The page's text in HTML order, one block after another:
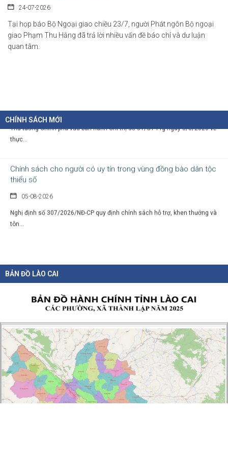
24-07-2026
Tại họp báo Bộ Ngoại giao chiều 23/7, người Phát ngôn Bộ ngoại
giao Phạm Thu Hằng đã trả lời nhiều vấn đề báo chí và dư luận
quan tâm.
CHÍNH SÁCH MỚI
văn hóa số
07-08-2026
Tại Nghị định số 277/2026/NĐ-CP, Chính phủ quy định cụ thể chính sách hỗ...
Thủ tướng Chính phủ vừa ban hành Chỉ thị số 31/CT-TTg ngày 5/8/2026 về
thực...
05-08-2026
Nghị định số 307/2026/NĐ-CP quy định chính sách hỗ trợ, khen thưởng và
BẢN ĐỒ LÀO CAI